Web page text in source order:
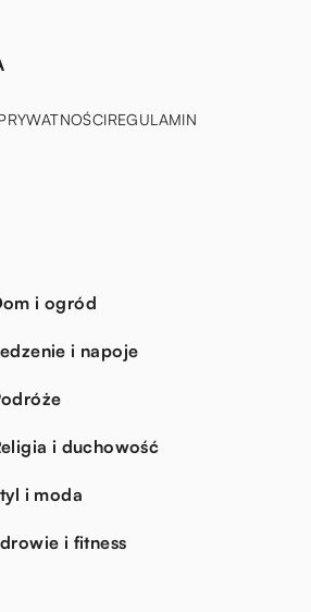
REGULAMIN
i ogród
i napoje
i duchowość
i moda
i fitness